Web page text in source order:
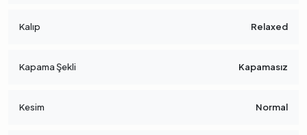
Kalıp Relaxed
Kapama Şekli Kapamasız
Kesim Normal